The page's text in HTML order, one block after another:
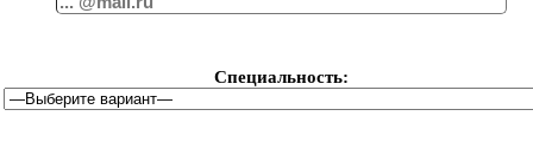
Специальность: